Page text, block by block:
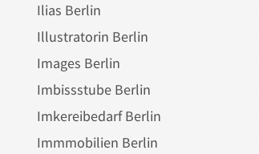
Ilias Berlin
Illustratorin Berlin
Images Berlin
Imbissstube Berlin
Imkereibedarf Berlin
Immmobilien Berlin